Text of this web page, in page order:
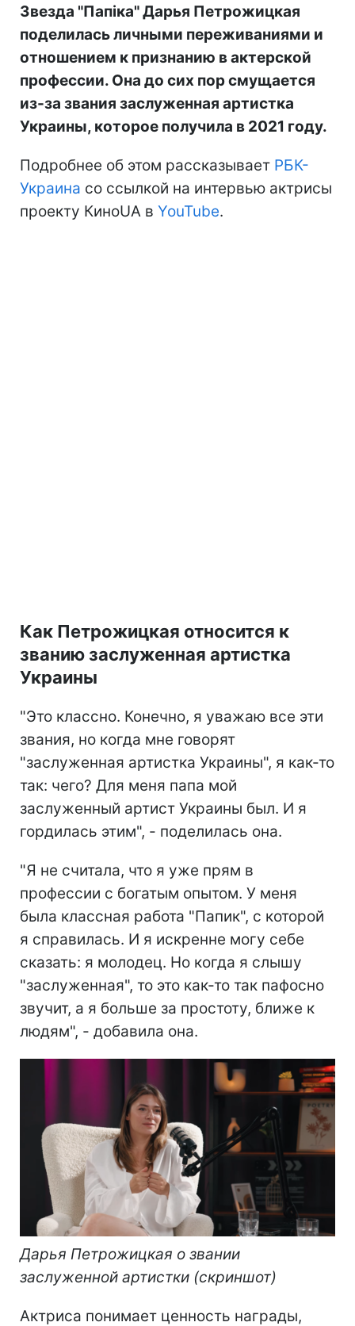
Звезда "Папіка" Дарья Петрожицкая
поделилась личными переживаниями и
отношением к признанию в актерской
профессии. Она до сих пор смущается
из-за звания заслуженная артистка
Украины, которое получила в 2021 году.
Подробнее об этом рассказывает РБК-
Украина со ссылкой на интервью актрисы
проекту КиноUA в YouTube.
Как Петрожицкая относится к
званию заслуженная артистка
Украины
"Это классно. Конечно, я уважаю все эти
звания, но когда мне говорят
"заслуженная артистка Украины", я как-то
так: чего? Для меня папа мой
заслуженный артист Украины был. И я
гордилась этим", - поделилась она.
"Я не считала, что я уже прям в
профессии с богатым опытом. У меня
была классная работа "Папик", с которой
я справилась. И я искренне могу себе
сказать: я молодец. Но когда я слышу
"заслуженная", то это как-то так пафосно
звучит, а я больше за простоту, ближе к
людям", - добавила она.
Дарья Петрожицкая о звании
заслуженной артистки (скриншот)
Актриса понимает ценность награды,